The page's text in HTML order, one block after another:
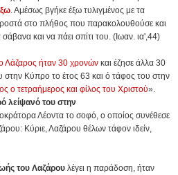
. Αμέσως βγήκε έξω τυλιγμένος με τα
στο πλήθος που παρακολουθούσε και
και να πάει σπίτι του. (Ιωαν. ια',44)
Λάζαρος ήταν 30 χρονών και έζησε άλλα 30
στην Κύπρο το έτος 63 και ό τάφος του στην
ο τετραήμερος και φίλος του Χριστού».
λείψανό του στην
Λέοντα το σοφό, ο οποίος συνέθεσε
Κύριε, Λαζάρου θέλων τάφον ιδείν,
του Λαζάρου λέγει η παράδοση, ήταν